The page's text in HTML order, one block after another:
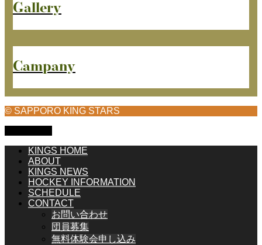
Gallery
Campany
© SAPPORO KING STARS
KINGS HOME
ABOUT
KINGS NEWS
HOCKEY INFORMATION
SCHEDULE
CONTACT
お問い合わせ
団員募集
無料体験会申し込み